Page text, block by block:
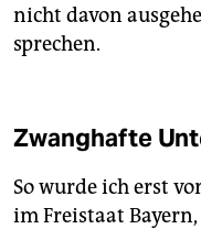
nicht davon
sprechen.
Zwanghafte
So wurde ich erst
im Freistaat